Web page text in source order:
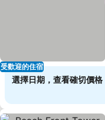
受歡迎的住宿
選擇日期，查看確切價格